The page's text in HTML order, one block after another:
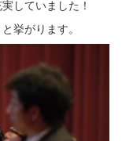
していました！
挙がります。